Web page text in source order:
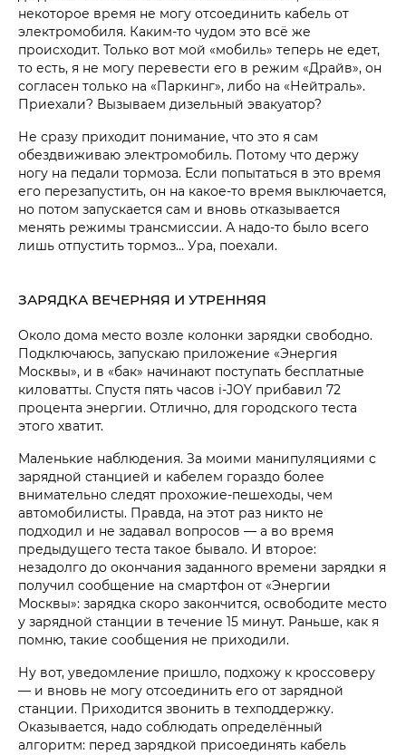
некоторое время не могу отсоединить кабель от
электромобиля. Каким-то чудом это всё же
происходит. Только вот мой «мобиль» теперь не едет,
то есть, я не могу перевести его в режим «Драйв», он
согласен только на «Паркинг», либо на «Нейтраль».
Приехали? Вызываем дизельный эвакуатор?
Не сразу приходит понимание, что это я сам
обездвиживаю электромобиль. Потому что держу
ногу на педали тормоза. Если попытаться в это время
его перезапустить, он на какое-то время выключается,
но потом запускается сам и вновь отказывается
менять режимы трансмиссии. А надо-то было всего
лишь отпустить тормоз… Ура, поехали.
ЗАРЯДКА ВЕЧЕРНЯЯ И УТРЕННЯЯ
Около дома место возле колонки зарядки свободно.
Подключаюсь, запускаю приложение «Энергия
Москвы», и в «бак» начинают поступать бесплатные
киловатты. Спустя пять часов i‑JOY прибавил 72
процента энергии. Отлично, для городского теста
этого хватит.
Маленькие наблюдения. За моими манипуляциями с
зарядной станцией и кабелем гораздо более
внимательно следят прохожие-пешеходы, чем
автомобилисты. Правда, на этот раз никто не
подходил и не задавал вопросов — а во время
предыдущего теста такое бывало. И второе:
незадолго до окончания заданного времени зарядки я
получил сообщение на смартфон от «Энергии
Москвы»: зарядка скоро закончится, освободите место
у зарядной станции в течение 15 минут. Раньше, как я
помню, такие сообщения не приходили.
Ну вот, уведомление пришло, подхожу к кроссоверу
— и вновь не могу отсоединить его от зарядной
станции. Приходится звонить в техподдержку.
Оказывается, надо соблюдать определённый
алгоритм: перед зарядкой присоединять кабель